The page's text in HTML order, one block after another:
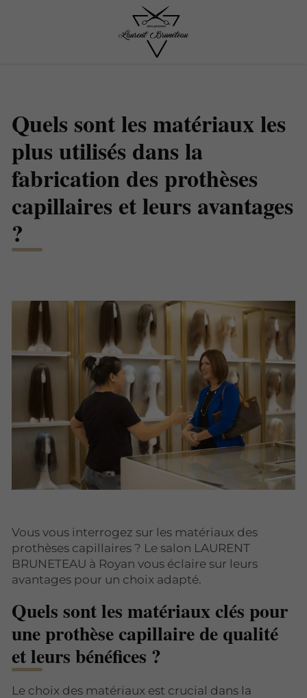
Quels sont les matériaux les
plus utilisés dans la
fabrication des prothèses
capillaires et leurs avantages
?
Vous vous interrogez sur les matériaux des
prothèses capillaires ? Le salon LAURENT
BRUNETEAU à Royan vous éclaire sur leurs
avantages pour un choix adapté.
Quels sont les matériaux clés pour
une prothèse capillaire de qualité
et leurs bénéfices ?
Le choix des matériaux est crucial dans la